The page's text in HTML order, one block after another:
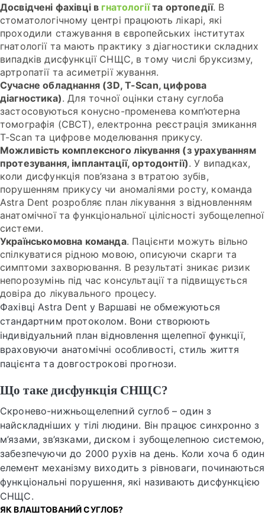
Досвідчені фахівці в гнатологіїта ортопедії. В
стоматологічному центрі працюють лікарі, які
проходили стажування в європейських інститутах
гнатології та мають практику з діагностики складних
випадків дисфункції СНЩС, в тому числі бруксизму,
артропатії та асиметрії жування.
Сучасне обладнання (3D, T-Scan, цифрова
діагностика). Для точної оцінки стану суглоба
застосовуються конусно-променева комп’ютерна
томографія (CBCT), електронна реєстрація змикання
T-Scan та цифрове моделювання прикусу.
Можливість комплексного лікування (з урахуванням
протезування, імплантації, ортодонтії). У випадках,
коли дисфункція пов’язана з втратою зубів,
порушенням прикусу чи аномаліями росту, команда
Astra Dent розробляє план лікування з відновленням
анатомічної та функціональної цілісності зубощелепної
системи.
Українськомовна команда. Пацієнти можуть вільно
спілкуватися рідною мовою, описуючи скарги та
симптоми захворювання. В результаті зникає ризик
непорозумінь під час консультації та підвищується
довіра до лікувального процесу.
Фахівці Astra Dent у Варшаві не обмежуються
стандартним протоколом. Вони створюють
індивідуальний план відновлення щелепної функції,
враховуючи анатомічні особливості, стиль життя
пацієнта та довгострокові прогнози.
Що таке дисфункція СНЩС?
Скронево-нижньощелепний суглоб – один з
найскладніших у тілі людини. Він працює синхронно з
м’язами, зв’язками, диском і зубощелепною системою,
забезпечуючи до 2000 рухів на день. Коли хоча б один
елемент механізму виходить з рівноваги, починаються
функціональні порушення, які називають дисфункцією
СНЩС.
ЯК ВЛАШТОВАНИЙ СУГЛОБ?